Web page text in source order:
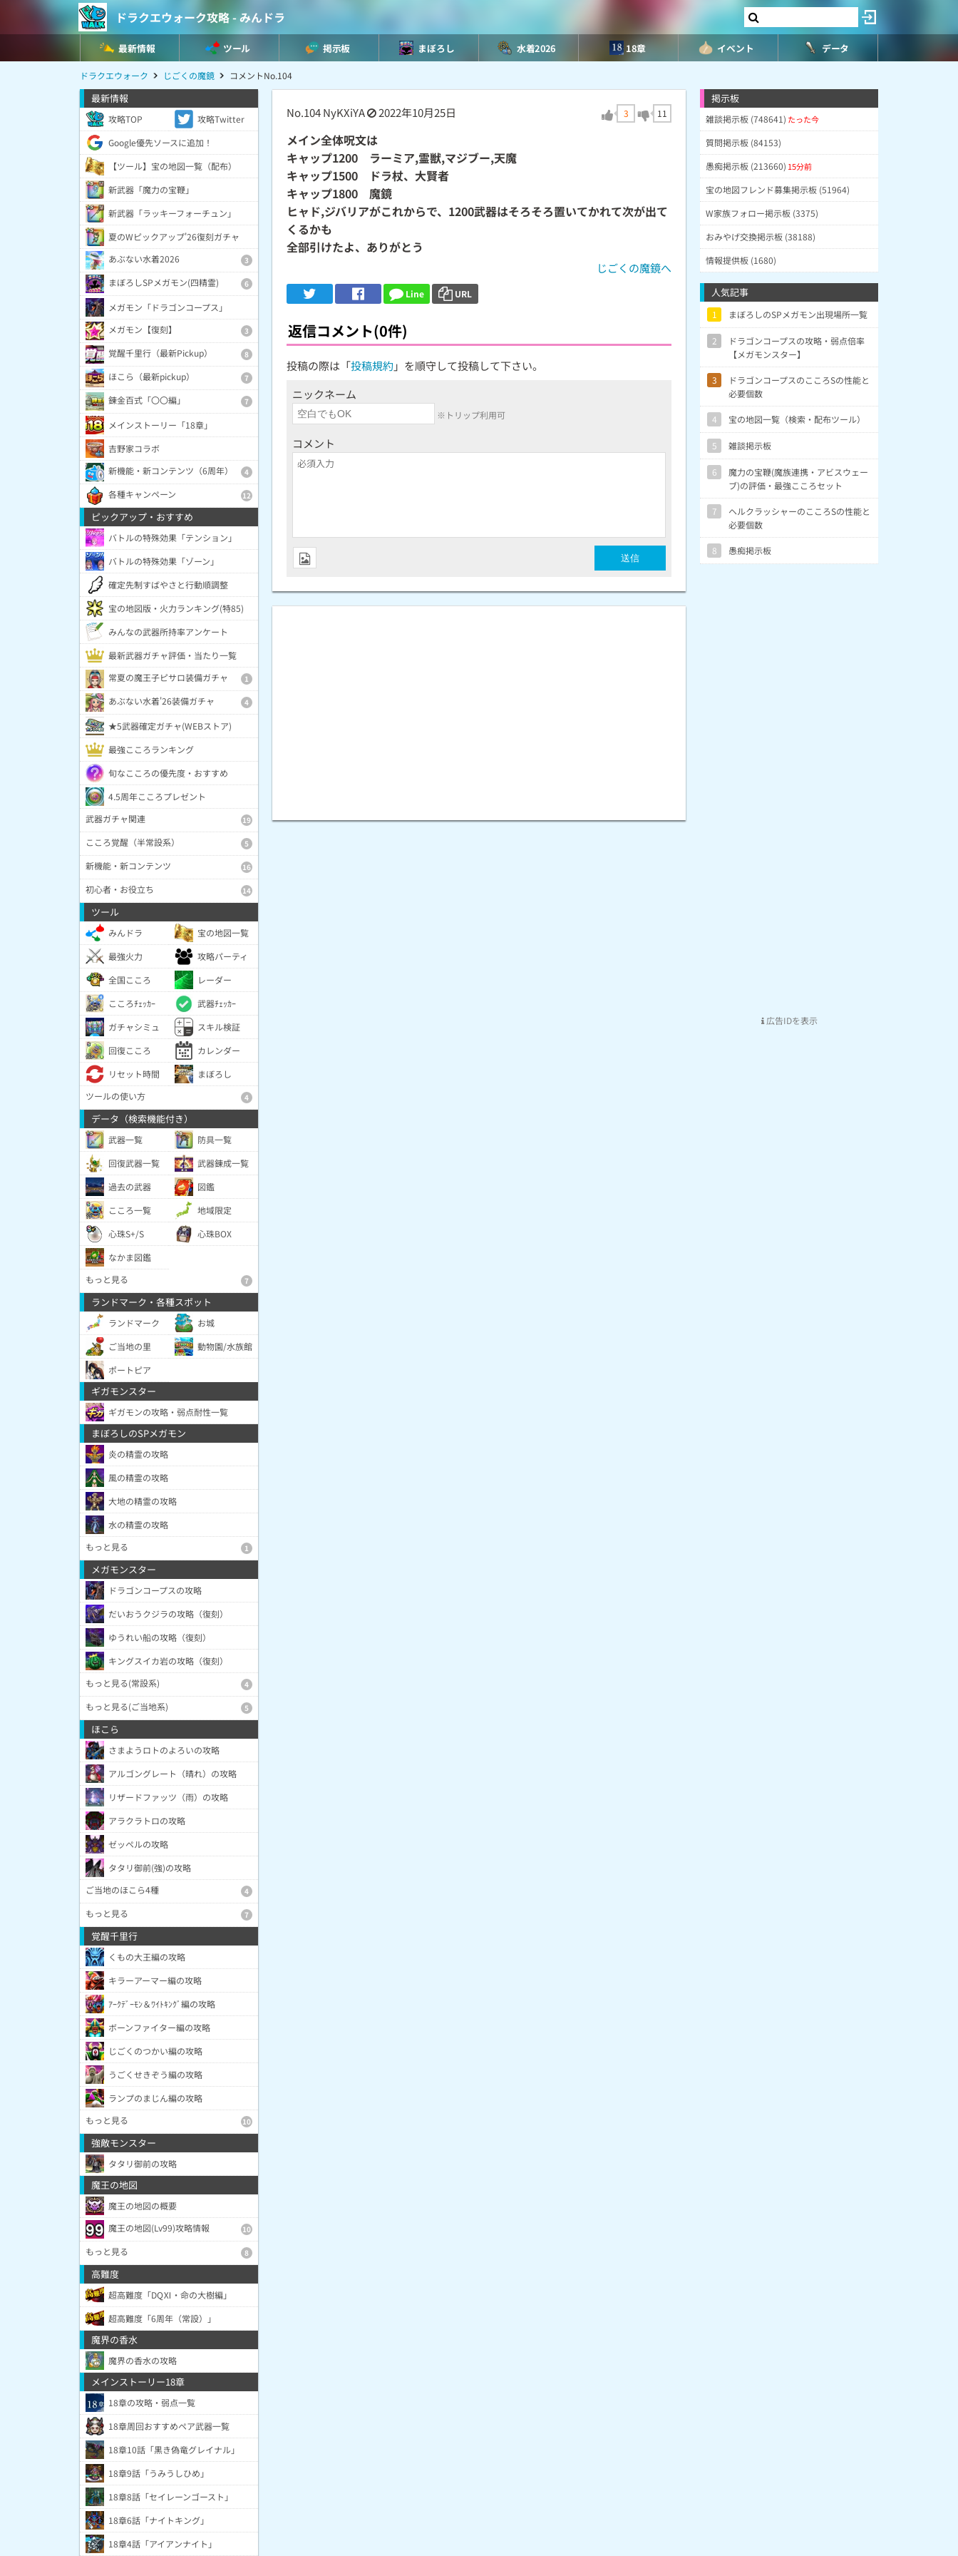
ドラクエウォーク攻略 - みんドラ
最新情報 ツール 掲示板 まぼろし 水着2026 18章 イベント データ
ドラクエウォーク じごくの魔鏡 コメントNo.104
No.104NyKXiYA 2022年10月25日 3 11
メイン全体呪文は
キャップ1200 ラーミア,霊獣,マジブー,天魔
キャップ1500 ドラ杖、大賢者
キャップ1800 魔鏡
ヒャド,ジバリアがこれからで、1200武器はそろそろ置いてかれて次が出て
くるかも
全部引けたよ、ありがとう
じごくの魔鏡へ
Line URL
返信コメント(0件)
投稿の際は「投稿規約 」を順守して投稿して下さい。
ニックネーム
※トリップ利用可
コメント
最新情報
攻略TOP
攻略Twitter
Google優先ソースに追加！
【ツール】宝の地図一覧（配布）
新武器「魔力の宝鞭」
新武器「ラッキーフォーチュン」
夏のWピックアップ'26復刻ガチャ
あぶない水着2026
3
まぼろしSPメガモン(四精霊) 6
メガモン「ドラゴンコープス」
メガモン【復刻】
3
覚醒千里行（最新Pickup） 8
ほこら（最新pickup） 7
錬金百式「〇〇編」 7
メインストーリー「18章」
吉野家コラボ
新機能・新コンテンツ（6周年）
4
各種キャンペーン 12
ピックアップ・おすすめ
バトルの特殊効果「テンション」
バトルの特殊効果「ゾーン」
確定先制すばやさと行動順調整
宝の地図版・火力ランキング(特85)
みんなの武器所持率アンケート
最新武器ガチャ評価・当たり一覧
常夏の魔王子ピサロ装備ガチャ
1
あぶない水着'26装備ガチャ 4
★5武器確定ガチャ(WEBストア)
最強こころランキング
旬なこころの優先度・おすすめ
4.5周年こころプレゼント
武器ガチャ関連
19
こころ覚醒（半常設系） 5
新機能・新コンテンツ 16
初心者・お役立ち 14
ツール
みんドラ
宝の地図一覧
最強火力
攻略パーティ
全国こころ
レーダー
こころﾁｪｯｶｰ
武器ﾁｪｯｶｰ
ガチャシミュ
スキル検証
回復こころ
カレンダー
リセット時間
まぼろし
ツールの使い方
4
データ（検索機能付き）
武器一覧
防具一覧
回復武器一覧
武器錬成一覧
過去の武器
図鑑
こころ一覧
地域限定
心珠S+/S
心珠BOX
なかま図鑑
もっと見る
7
ランドマーク・各種スポット
ランドマーク
お城
ご当地の里
動物園/水族館
ポートピア
ギガモンスター
ギガモンの攻略・弱点耐性一覧
まぼろしのSPメガモン
炎の精霊の攻略
風の精霊の攻略
大地の精霊の攻略
水の精霊の攻略
もっと見る
1
メガモンスター
ドラゴンコープスの攻略
だいおうクジラの攻略（復刻）
ゆうれい船の攻略（復刻）
キングスイカ岩の攻略（復刻）
もっと見る(常設系)
4
もっと見る(ご当地系) 5
ほこら
さまようロトのよろいの攻略
アルゴングレート（晴れ）の攻略
リザードファッツ（雨）の攻略
アラクラトロの攻略
ゼッペルの攻略
タタリ御前(強)の攻略
ご当地のほこら4種
4
もっと見る 7
覚醒千里行
くもの大王編の攻略
キラーアーマー編の攻略
ｱｰｸﾃﾞｰﾓﾝ＆ﾜｲﾄｷﾝｸﾞ編の攻略
ボーンファイター編の攻略
じごくのつかい編の攻略
うごくせきぞう編の攻略
ランプのまじん編の攻略
もっと見る
10
強敵モンスター
タタリ御前の攻略
魔王の地図
魔王の地図の概要
魔王の地図(Lv99)攻略情報
10
もっと見る 8
高難度
超高難度「DQⅪ・命の大樹編」
超高難度「6周年（常設）」
魔界の香水
魔界の香水の攻略
メインストーリー18章
18章の攻略・弱点一覧
18章周回おすすめペア武器一覧
18章10話「黒き偽竜グレイナル」
18章9話「うみうしひめ」
18章8話「セイレーンゴースト」
18章6話「ナイトキング」
18章4話「アイアンナイト」
掲示板
雑談掲示板 (748641) たった今
質問掲示板 (84153)
愚痴掲示板 (213660) 15分前
宝の地図フレンド募集掲示板 (51964)
W家族フォロー掲示板 (3375)
おみやげ交換掲示板 (38188)
情報提供板 (1680)
人気記事
1 まぼろしのSPメガモン出現場所一覧
2
ドラゴンコープスの攻略・弱点倍率
【メガモンスター】
3
ドラゴンコープスのこころSの性能と
必要個数
4 宝の地図一覧（検索・配布ツール）
5 雑談掲示板
6
魔力の宝鞭(魔族連携・アビスウェー
ブ)の評価・最強こころセット
7
ヘルクラッシャーのこころSの性能と
必要個数
8 愚痴掲示板
広告IDを表示